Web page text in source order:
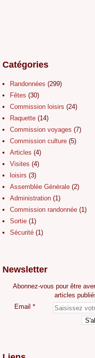
Catégories
Randonnées (299)
Fêtes (30)
Commission loisirs (24)
Raquette (14)
Commission voyages (7)
Commission culture (5)
Articles (4)
Visites (4)
loisirs (3)
Assemblée Générale (2)
Administration (1)
Commission randonnée (1)
Sortie (1)
Sécurité (1)
Newsletter
Abonnez-vous pour être
articles
Email